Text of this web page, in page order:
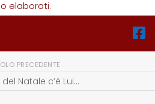
elaborati.
PRECEDENTE
Natale c’è Lui…